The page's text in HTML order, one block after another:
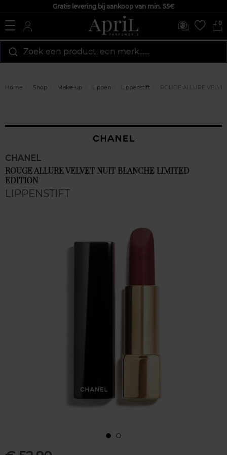
Gratis levering bij aankoop van min. 55€
0
Zoek een product, een merk…...
Home Shop Make-up Lippen Lippenstift ROUGE ALLURE
CHANEL
ROUGE ALLURE VELVET NUIT BLANCHE LIMITED
EDITION
LIPPENSTIFT